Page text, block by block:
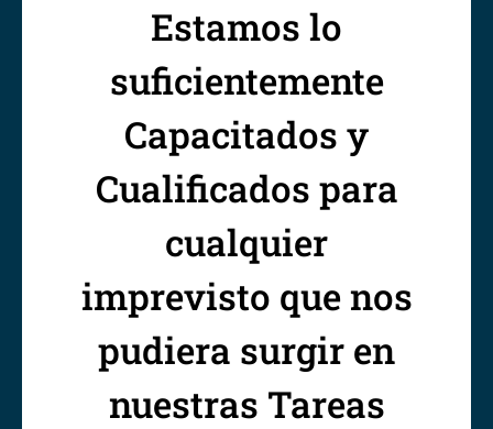
Estamos lo
suficientemente
Capacitados y
Cualificados para
cualquier
imprevisto que nos
pudiera surgir en
nuestras Tareas